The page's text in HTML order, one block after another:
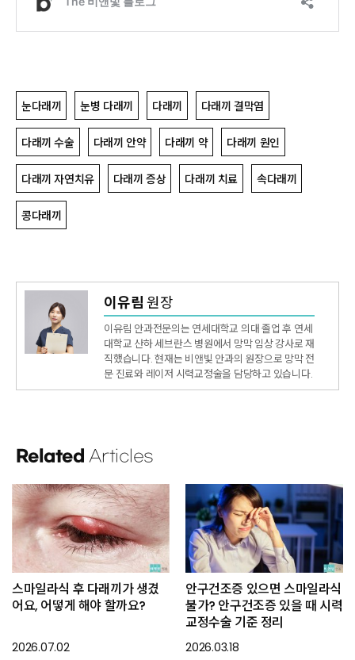
눈다래끼 눈병 다래끼 다래끼 다래끼 결막염
다래끼 수술 다래끼 안약 다래끼 약 다래끼 원인
다래끼 자연치유 다래끼 증상 다래끼 치료 속다래끼
콩다래끼
이유림 원장
이유림 안과전문의는 연세대학교 의대 졸업 후 연세
대학교 산하 세브란스 병원에서 망막 임상 강사로 재
직했습니다. 현재는 비앤빛 안과의 원장으로 망막 전
문 진료와 레이저 시력교정술을 담당하고 있습니다.
Related Articles
스마일라식 후 다래끼가 생겼
어요, 어떻게 해야 할까요?
2026.07.02
안구건조증 있으면 스마일라식
불가? 안구건조증 있을 때 시력
교정수술 기준 정리
2026.03.18